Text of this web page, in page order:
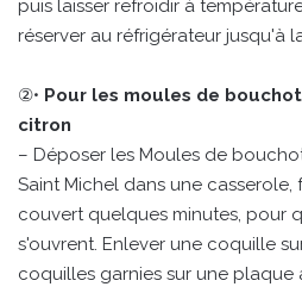
puis laisser refroidir à
réserver au réfrigérateur jusqu'à
②• Pour les moules de
citron
– Déposer les Moules de
Saint Michel dans une casserole,
couvert quelques minutes, pour
s'ouvrent. Enlever une coquille
coquilles garnies sur une